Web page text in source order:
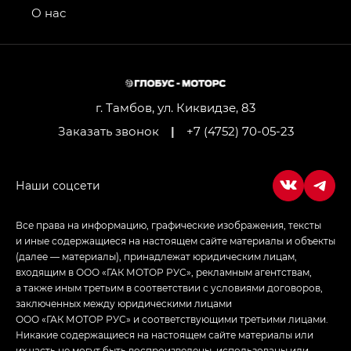
привод — GB AWD, Джи Эль Полный привод —
Джи Икс ПРЕМИУМ — GX PREMIUM, ЛАУНЖ —
Empow — Эмпау (Empow) в комплектации
г. Тамбов, ул. Киквидзе, 83
Заказать звонок
| +7 (4752) 70-05-23
О нас
Все права на информацию, графические изображения, тексты
и иные содержащиеся на настоящем сайте материалы и объекты
(далее — материалы), принадлежат юридическим лицам,
входящим в ООО «ГАК МОТОР РУС», рекламным агентствам,
а также иным третьим в соответствии с условиями договоров,
заключенных между юридическими лицами
ООО «ГАК МОТОР РУС» и соответствующими третьими лицами.
Никакие содержащиеся на настоящем сайте материалы или